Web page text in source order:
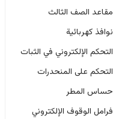
مقاعد الصف الثالث
نوافذ كهربائية
التحكم الإلكتروني في الثبات
التحكم على المنحدرات
حساس المطر
فرامل الوقوف الإلكتروني